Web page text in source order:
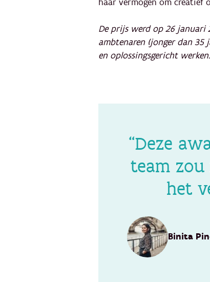
De prijs werd op 26 januari
ambtenaren (jonger dan 35
en oplossingsgericht werken.
“Deze
team
het
Binita